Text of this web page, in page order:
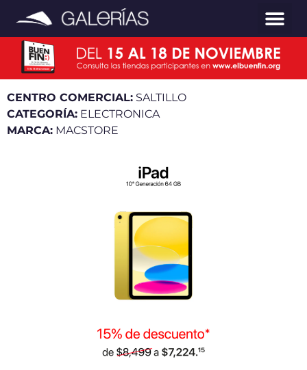
CENTRO COMERCIAL: SALTILLO
CATEGORÍA: ELECTRONICA
MARCA: MACSTORE